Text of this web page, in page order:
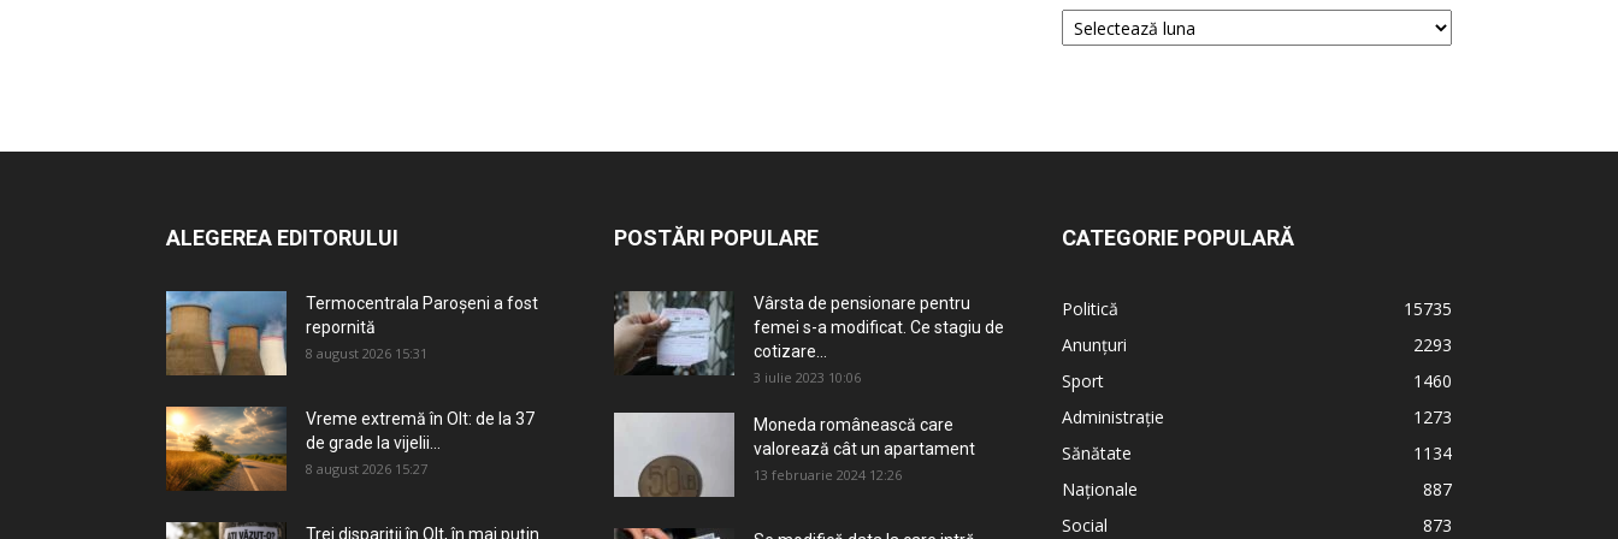
ALEGEREA EDITORULUI
Termocentrala Paroșeni a fost
repornită
8 august 2026 15:31
Vreme extremă în Olt: de la 37
de grade la vijelii...
8 august 2026 15:27
Trei dispariții în Olt, în mai puțin
POSTĂRI POPULARE
Vârsta de pensionare pentru
femei s-a modificat. Ce stagiu de
cotizare...
3 iulie 2023 10:06
Moneda românească care
valorează cât un apartament
13 februarie 2024 12:26
CATEGORIE POPULARĂ
Politică
15735
Anunțuri
2293
Sport
1460
Administrație
1273
Sănătate
1134
Naționale
887
Social
873